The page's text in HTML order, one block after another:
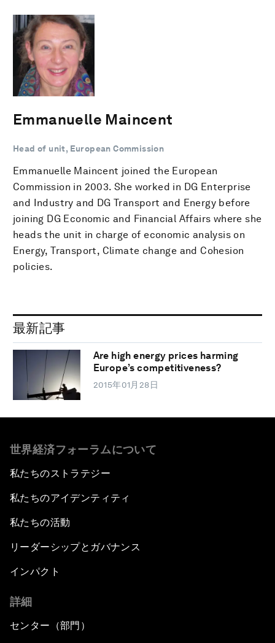
Emmanuelle Maincent
Head of unit, European Commission
Emmanuelle Maincent joined the European
Commission in 2003. She worked in DG Enterprise
and Industry and DG Transport and Energy before
joining DG Economic and Financial Affairs where she
heads the unit in charge of economic analysis on
Energy, Transport, Climate change and Cohesion
policies.
最新記事
Are high energy prices harming
Europe’s competitiveness?
2015年01月28日
世界経済フォーラムについて
私たちのストラテジー
私たちのアイデンティティ
私たちの活動
リーダーシップとガバナンス
インパクト
詳細
センター（部門）